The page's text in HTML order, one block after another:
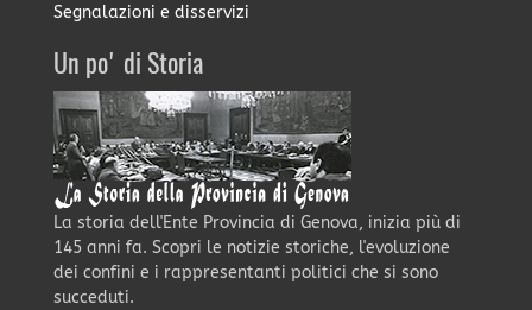
Segnalazioni e disservizi
Un po' di Storia
La storia dell'Ente Provincia di Genova, inizia più di
145 anni fa. Scopri le notizie storiche, l'evoluzione
dei confini e i rappresentanti politici che si sono
succeduti.